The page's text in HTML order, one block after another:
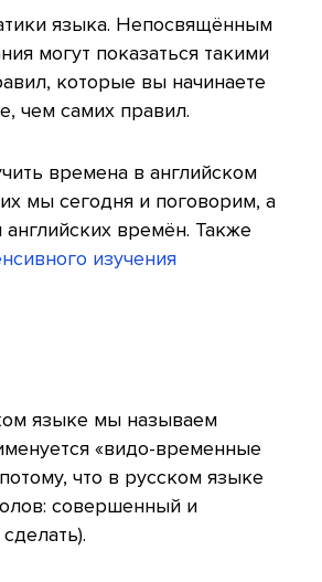
языка. Непосвящённым
могут показаться такими
которые вы начинаете
чем самих правил.
времена в английском
мы сегодня и поговорим, а
времён. Также
изучения
языке мы называем
«видо-временные
что в русском языке
совершенный и